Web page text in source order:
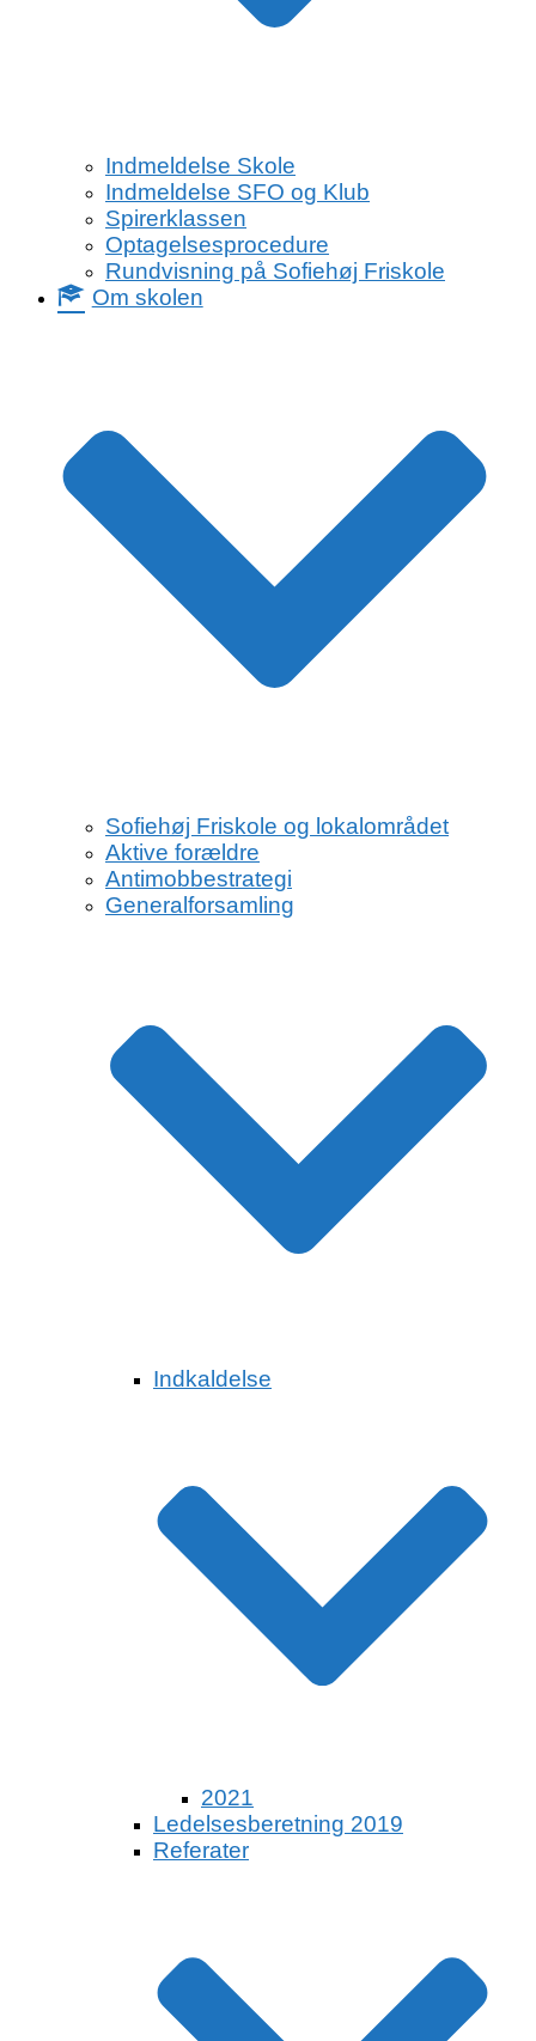
Indmeldelse Skole
Indmeldelse SFO og Klub
Spirerklassen
Optagelsesprocedure
Rundvisning på Sofiehøj Friskole
Om skolen
Sofiehøj Friskole og lokalområdet
Aktive forældre
Antimobbestrategi
Generalforsamling
Indkaldelse
2021
Ledelsesberetning 2019
Referater